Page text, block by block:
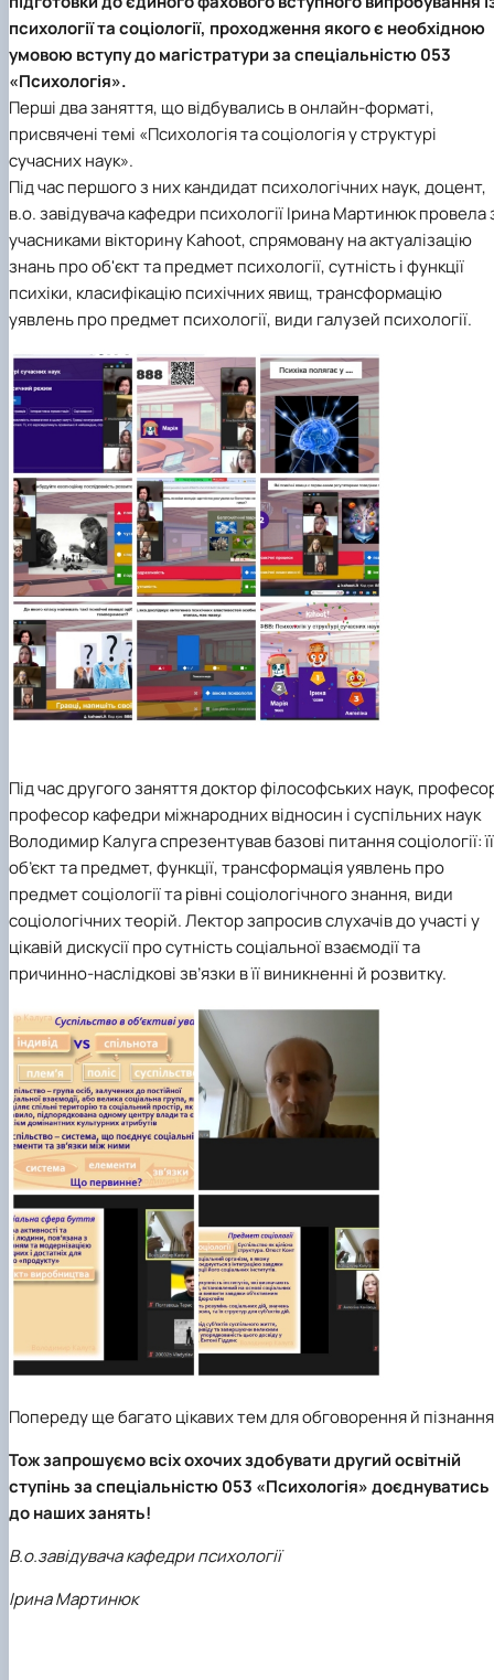
психології та соціології, проходження якого є необхідною
умовою вступу до магістратури заспеціальністю 053
«Психологія».
Перші два заняття, що відбувались в онлайн-форматі,
присвячені темі «Психологія та соціологія у структурі
сучасних наук».
Під час першого з них кандидат психологічних наук, доцент,
в.о. завідувача кафедри психології Ірина Мартинюк провела
учасниками вікторину Kahoot, спрямовану на актуалізацію
знань про об'єкт та предмет психології, сутність і функції
психіки, класифікацію психічних явищ, трансформацію
уявлень про предмет психології, види галузей психології.
Під час другого заняття доктор філософських наук,
професор кафедри міжнародних відносин і суспільних наук
Володимир Калуга спрезентував базові питання соціології: її
об’єкт та предмет, функції, трансформація уявлень про
предмет соціології та рівні соціологічного знання, види
соціологічних теорій. Лектор запросив слухачів до участі у
цікавій дискусії про сутність соціальної взаємодії та
причинно-наслідкові зв’язки в її виникненні й розвитку.
Попереду ще багато цікавих тем для обговорення й
Тож запрошуємо всіх охочих здобувати другий освітній
ступінь за спеціальністю 053 «Психологія» доєднуватись
до наших занять!
В.о.завідувача кафедри психології
Ірина Мартинюк